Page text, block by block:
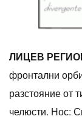
ЛИЦЕВ
фронтални
разстояние от
челюсти. Нос: